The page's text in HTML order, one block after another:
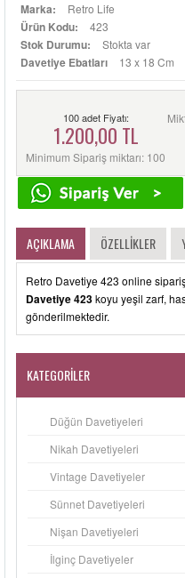
Marka: Retro Life
Ürün Kodu: 423
Stok Durumu: Stokta var
Davetiye Ebatları 13 x 18 Cm
100 adet Fiyatı:
1.200,00 TL
Minimum Sipariş miktarı: 100
AÇIKLAMA ÖZELLIKLER
Retro Davetiye 423 online
Davetiye 423koyu yeşil zarf,
gönderilmektedir.
KATEGORILER
Düğün Davetiyeleri
Nikah Davetiyeleri
Vintage Davetiyeler
Sünnet Davetiyeleri
Nişan Davetiyeleri
İlginç Davetiyeler